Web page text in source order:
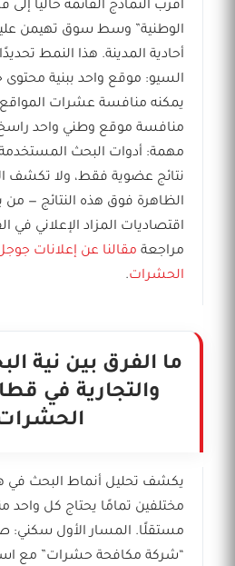
أقرب النماذج القائمة حاليًا إلى
الوطنية” وسط سوق تهيمن
أحادية المدينة. هذا النمط
السيو: موقع واحد ببنية
يمكنه منافسة عشرات المواقع
منافسة موقع وطني واحد
مهمة: أدوات البحث
نتائج عضوية فقط، ولا تكشف
الظاهرة فوق هذه النتائج — من
اقتصاديات المزاد الإعلاني
مراجعة مقالنا عن إعلانات
الحشرات.
ما الفرق بين نية
والتجارية في
يكشف تحليل أنماط البحث في
مختلفين تمامًا يحتاج كل واحد
مستقلًا. المسار الأول
“شركة مكافحة حشرات” مع